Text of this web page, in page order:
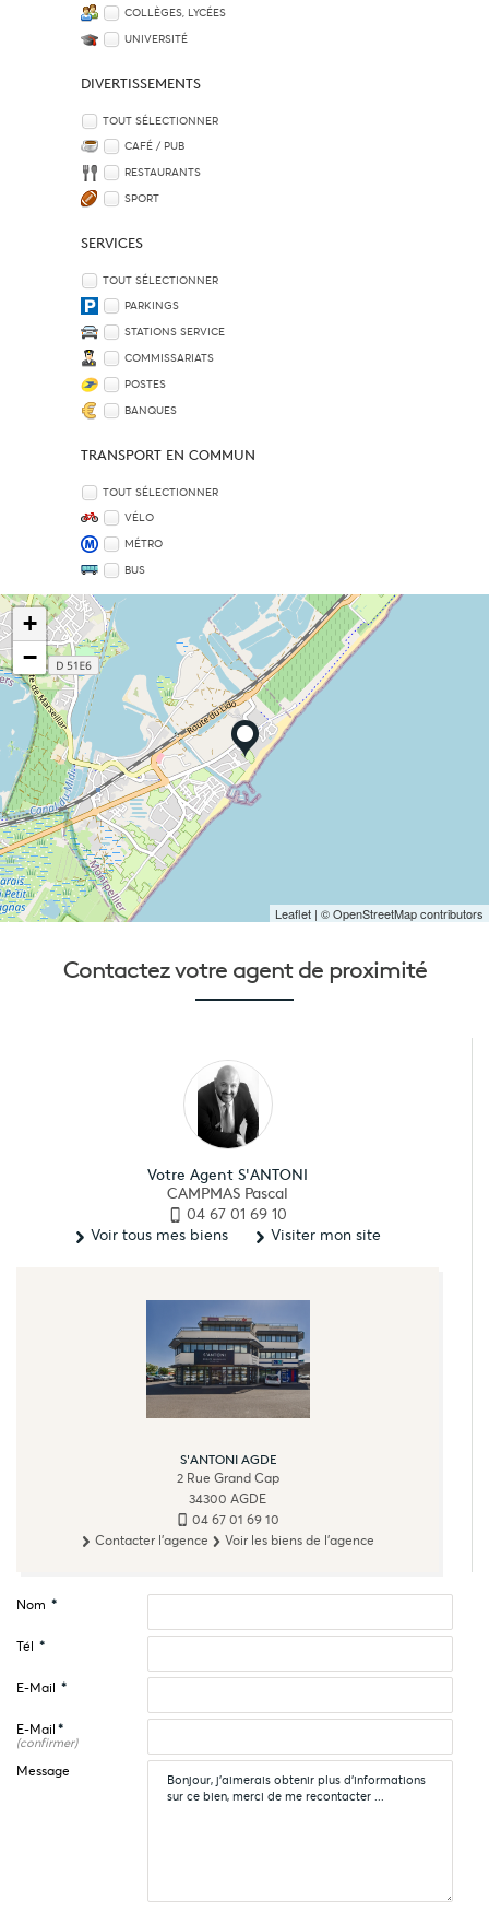
COLLÈGES, LYCÉES
UNIVERSITÉ
DIVERTISSEMENTS
TOUT SÉLECTIONNER
CAFÉ / PUB
RESTAURANTS
SPORT
SERVICES
TOUT SÉLECTIONNER
PARKINGS
STATIONS SERVICE
COMMISSARIATS
POSTES
BANQUES
TRANSPORT EN COMMUN
TOUT SÉLECTIONNER
VÉLO
MÉTRO
BUS
+
−
Leaflet | © OpenStreetMap contributors
Contactez votre agent de proximité
Votre Agent S'ANTONI
CAMPMAS Pascal
04 67 01 69 10
Voir tous mes biens
Visiter mon site
S'ANTONI AGDE
2 Rue Grand Cap
34300 AGDE
04 67 01 69 10
Contacter l'agence
Voir les biens de l'agence
Nom *
Tél *
E-Mail *
E-Mail *
(confirmer)
Message